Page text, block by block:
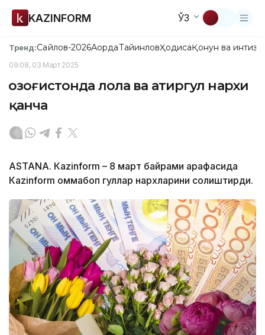
KAZINFORM ЎЗ
Тренд:Сайлов-2026АқордаТайинловҲодисаҚонун ва
09:08, 03 Март 2025
Қозоғистонда лола ва атиргул нархи
қанча
ASTANА. Кazinform – 8 март байрами арафасида
Каzinform оммабоп гуллар нархларини солиштирди.